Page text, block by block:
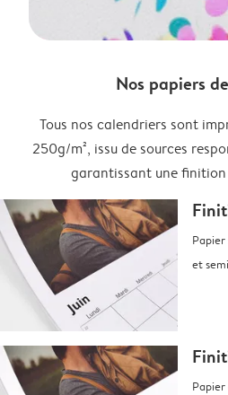
Nos papiers
Tous nos calendriers sont
250g/m², issu de sources
garantissant une
et